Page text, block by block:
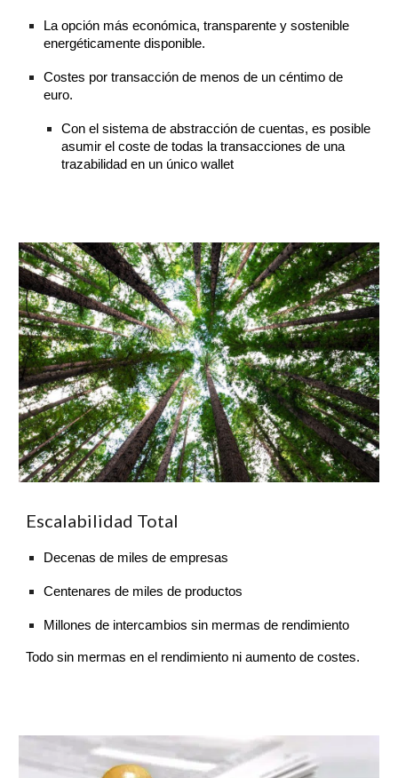
La opción más económica, transparente y sostenible
energéticamente disponible.
Costes por transacción de menos de un céntimo de
euro.
Con el sistema de abstracción de cuentas, es posible
asumir el coste de todas la transacciones de una
trazabilidad en un único wallet
Escalabilidad Total
Decenas de miles de empresas
Centenares de miles de productos
M illones de intercambios sin mermas de rendimiento
Todo sin mermas en el rendimiento ni aumento de costes.